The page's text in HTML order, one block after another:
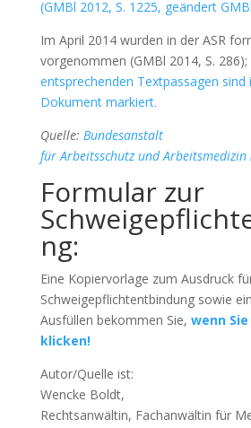
(GMBl 2012, S. 1225, geändert
Im April 2014 wurden in der ASR
vorgenommen (GMBl 2014, S. 286);
entsprechenden Textpassagen sind
Dokument markiert.
Quelle: Bundesanstalt
für Arbeitsschutz und Arbeitsmedizin
Formular zur
ng:
Eine Kopiervorlage zum Ausdruck
Schweigepflichtentbindung sowie
Ausfüllen bekommen Sie, wenn
klicken!
Autor/Quelle ist:
Wencke Boldt,
Rechtsanwältin, Fachanwältin für